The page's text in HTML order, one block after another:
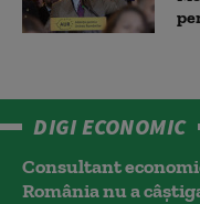
DIGI ECONOMIC
Consultant
România nu a